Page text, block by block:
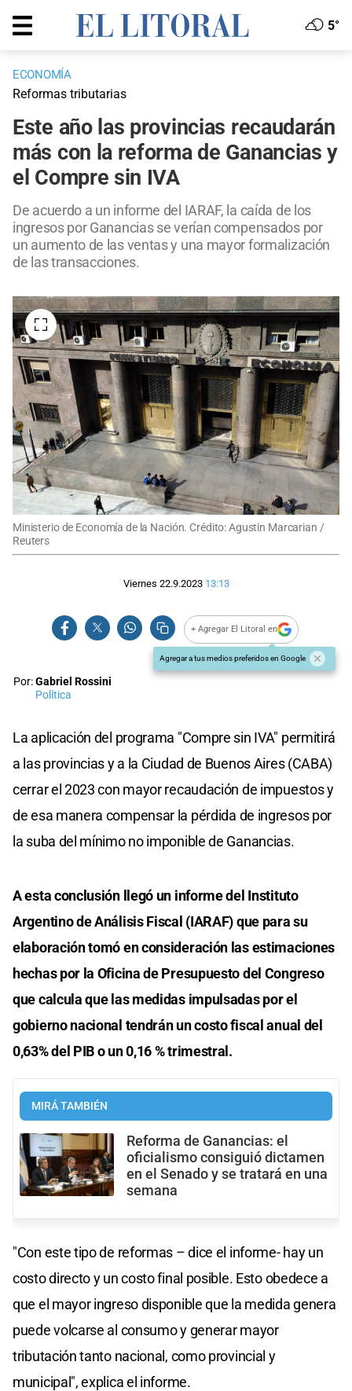
5°
ECONOMÍA
Reformas tributarias
Este año las provincias recaudarán
más con la reforma de Ganancias y
el Compre sin IVA
De acuerdo a un informe del IARAF, la caída de los
ingresos por Ganancias se verían compensados por
un aumento de las ventas y una mayor formalización
de las transacciones.
Ministerio de Economía de la Nación. Crédito: Agustin Marcarian /
Reuters
Viernes 22.9.2023 13:13
+ Agregar El Litoral en
Agregar a tus medios preferidos en Google
Por:Gabriel Rossini
Política
La aplicación del programa "Compre sin IVA" permitirá
a las provincias y a la Ciudad de Buenos Aires (CABA)
cerrar el 2023 con mayor recaudación de impuestos y
de esa manera compensar la pérdida de ingresos por
la suba del mínimo no imponible de Ganancias.
A esta conclusión llegó un informe del Instituto
Argentino de Análisis Fiscal (IARAF) que para su
elaboración tomó en consideración las estimaciones
hechas por la Oficina de Presupuesto del Congreso
que calcula que las medidas impulsadas por el
gobierno nacional tendrán un costo fiscal anual del
0,63% del PIB o un 0,16 % trimestral.
MIRÁ TAMBIÉN
Reforma de Ganancias: el
oficialismo consiguió dictamen
en el Senado y se tratará en una
semana
"Con este tipo de reformas – dice el informe- hay un
costo directo y un costo final posible. Esto obedece a
que el mayor ingreso disponible que la medida genera
puede volcarse al consumo y generar mayor
tributación tanto nacional, como provincial y
municipal", explica el informe.